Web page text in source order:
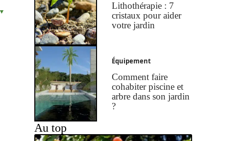
Lithothérapie : 7
cristaux pour aider
votre jardin
Équipement
Comment faire
cohabiter piscine et
arbre dans son jardin
?
Au top